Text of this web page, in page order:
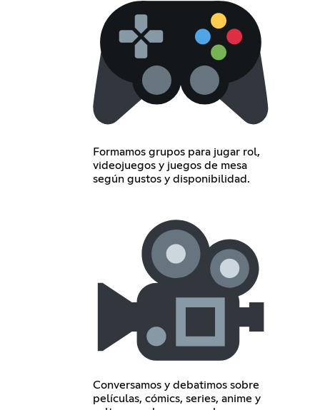
Formamos grupos para jugar rol,
videojuegos y juegos de mesa
según gustos y disponibilidad.
Conversamos y debatimos sobre
películas, cómics, series, anime y